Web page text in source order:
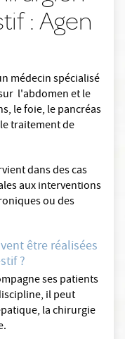
: Agen
médecin spécialisé
l'abdomen et le
le foie, le pancréas
traitement de
dans des cas
aux interventions
ou des
être réalisées
?
ses patients
il peut
la chirurgie